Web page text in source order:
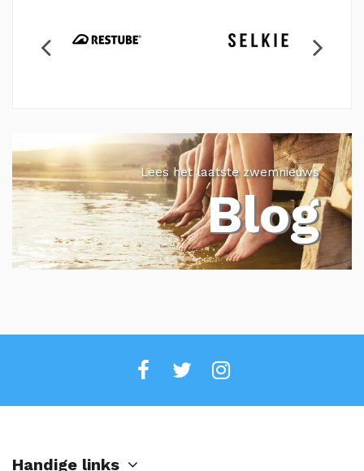
Lees het laatste zwemnieuws
Blog
Handige links